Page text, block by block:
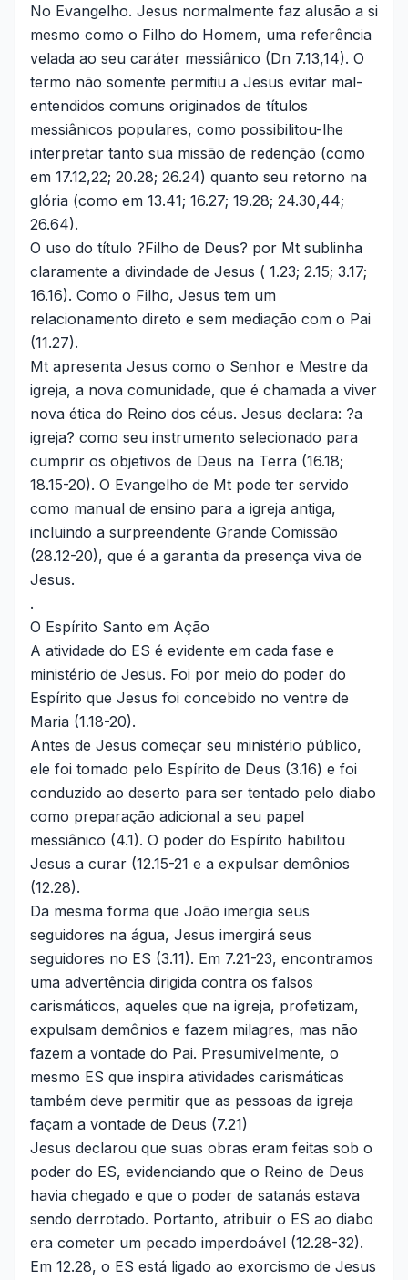
No Evangelho. Jesus normalmente faz alusão a si
mesmo como o Filho do Homem, uma referência
velada ao seu caráter messiânico (Dn 7.13,14). O
termo não somente permitiu a Jesus evitar mal-
entendidos comuns originados de títulos
messiânicos populares, como possibilitou-lhe
interpretar tanto sua missão de redenção (como
em 17.12,22; 20.28; 26.24) quanto seu retorno na
glória (como em 13.41; 16.27; 19.28; 24.30,44;
26.64).
O uso do título ?Filho de Deus? por Mt sublinha
claramente a divindade de Jesus ( 1.23; 2.15; 3.17;
16.16). Como o Filho, Jesus tem um
relacionamento direto e sem mediação com o Pai
(11.27).
Mt apresenta Jesus como o Senhor e Mestre da
igreja, a nova comunidade, que é chamada a viver
nova ética do Reino dos céus. Jesus declara: ?a
igreja? como seu instrumento selecionado para
cumprir os objetivos de Deus na Terra (16.18;
18.15-20). O Evangelho de Mt pode ter servido
como manual de ensino para a igreja antiga,
incluindo a surpreendente Grande Comissão
(28.12-20), que é a garantia da presença viva de
Jesus.
.
O Espírito Santo em Ação
A atividade do ES é evidente em cada fase e
ministério de Jesus. Foi por meio do poder do
Espírito que Jesus foi concebido no ventre de
Maria (1.18-20).
Antes de Jesus começar seu ministério público,
ele foi tomado pelo Espírito de Deus (3.16) e foi
conduzido ao deserto para ser tentado pelo diabo
como preparação adicional a seu papel
messiânico (4.1). O poder do Espírito habilitou
Jesus a curar (12.15-21 e a expulsar demônios
(12.28).
Da mesma forma que João imergia seus
seguidores na água, Jesus imergirá seus
seguidores no ES (3.11). Em 7.21-23, encontramos
uma advertência dirigida contra os falsos
carismáticos, aqueles que na igreja, profetizam,
expulsam demônios e fazem milagres, mas não
fazem a vontade do Pai. Presumivelmente, o
mesmo ES que inspira atividades carismáticas
também deve permitir que as pessoas da igreja
façam a vontade de Deus (7.21)
Jesus declarou que suas obras eram feitas sob o
poder do ES, evidenciando que o Reino de Deus
havia chegado e que o poder de satanás estava
sendo derrotado. Portanto, atribuir o ES ao diabo
era cometer um pecado imperdoável (12.28-32).
Em 12.28, o ES está ligado ao exorcismo de Jesus